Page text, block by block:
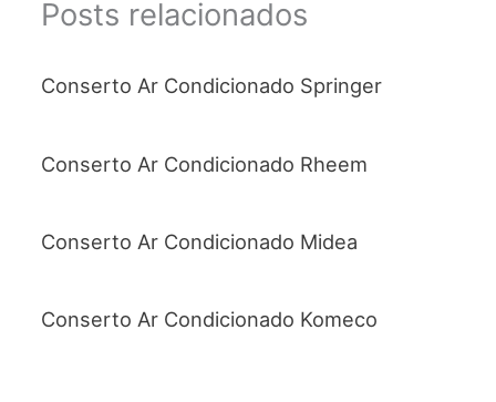
Posts relacionados
Conserto Ar Condicionado Springer
Conserto Ar Condicionado Rheem
Conserto Ar Condicionado Midea
Conserto Ar Condicionado Komeco